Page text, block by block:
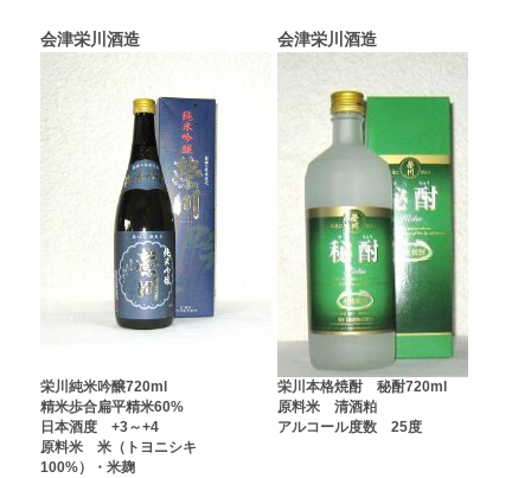
会津栄川酒造
栄川純米吟醸720ml
精米歩合扁平精米60%
日本酒度 +3～+4
原料米 米（トヨニシキ
100%）・米麹
会津栄川酒造
栄川本格焼酎 秘酎720ml
原料米 清酒粕
アルコール度数 25度